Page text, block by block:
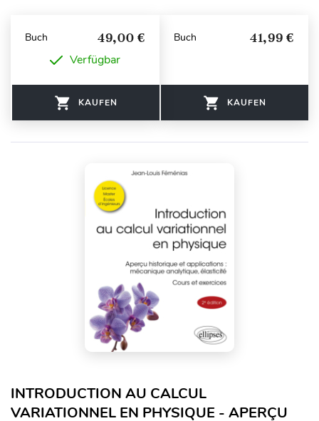
Buch 49,00 €
Verfügbar
KAUFEN
Buch 41,99 €
KAUFEN
INTRODUCTION AU CALCUL
VARIATIONNEL EN PHYSIQUE - APERÇU